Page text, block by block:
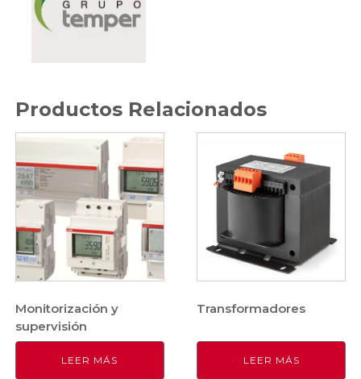
Productos Relacionados
Monitorización y
supervisión
LEER MÁS
Transformadores
LEER MÁS